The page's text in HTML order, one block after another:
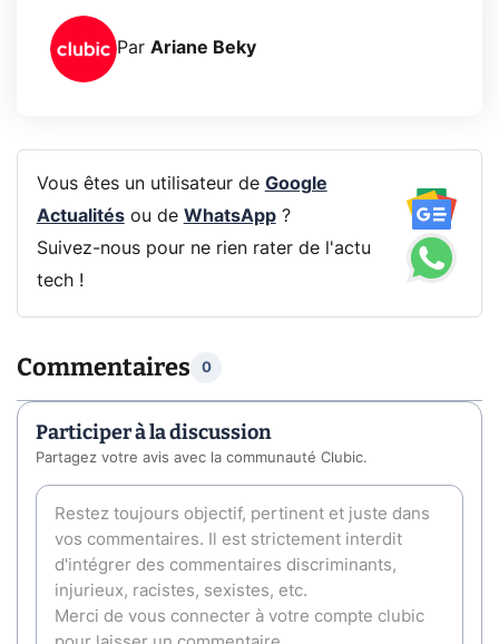
Par Ariane Beky
Vous êtes un utilisateur de Google
Actualitésou de WhatsApp?
Suivez-nous pour ne rien rater de l'actu
tech !
Commentaires 0
Participer à la discussion
Partagez votre avis avec la communauté Clubic.